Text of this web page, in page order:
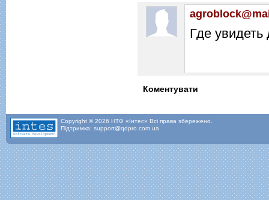
Где
Коментувати
Copyright © 2026 НТФ «Інтес» Всі права збережено.
Підтримка: support@qdpro.com.ua